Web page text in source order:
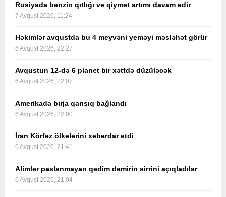
Rusiyada benzin qıtlığı və qiymət artımı davam edir
7 Avqust 2026, 11:24
Həkimlər avqustda bu 4 meyvəni yeməyi məsləhət görür
6 Avqust 2026, 22:27
Avqustun 12-də 6 planet bir xəttdə düzüləcək
6 Avqust 2026, 22:07
Amerikada birja qarışıq bağlandı
6 Avqust 2026, 22:00
İran Körfəz ölkələrini xəbərdar etdi
6 Avqust 2026, 21:41
Alimlər paslanmayan qədim dəmirin sirrini açıqladılar
6 Avqust 2026, 21:04